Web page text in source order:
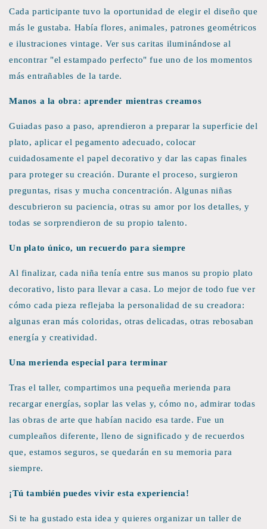
Cada participante tuvo la oportunidad de elegir el diseño que
más le gustaba. Había flores, animales, patrones geométricos
e ilustraciones vintage. Ver sus caritas iluminándose al
encontrar "el estampado perfecto" fue uno de los momentos
más entrañables de la tarde.
Manos a la obra: aprender mientras creamos
Guiadas paso a paso, aprendieron a preparar la superficie del
plato, aplicar el pegamento adecuado, colocar
cuidadosamente el papel decorativo y dar las capas finales
para proteger su creación. Durante el proceso, surgieron
preguntas, risas y mucha concentración. Algunas niñas
descubrieron su paciencia, otras su amor por los detalles, y
todas se sorprendieron de su propio talento.
Un plato único, un recuerdo para siempre
Al finalizar, cada niña tenía entre sus manos su propio plato
decorativo, listo para llevar a casa. Lo mejor de todo fue ver
cómo cada pieza reflejaba la personalidad de su creadora:
algunas eran más coloridas, otras delicadas, otras rebosaban
energía y creatividad.
Una merienda especial para terminar
Tras el taller, compartimos una pequeña merienda para
recargar energías, soplar las velas y, cómo no, admirar todas
las obras de arte que habían nacido esa tarde. Fue un
cumpleaños diferente, lleno de significado y de recuerdos
que, estamos seguros, se quedarán en su memoria para
siempre.
¡Tú también puedes vivir esta experiencia!
Si te ha gustado esta idea y quieres organizar un taller de